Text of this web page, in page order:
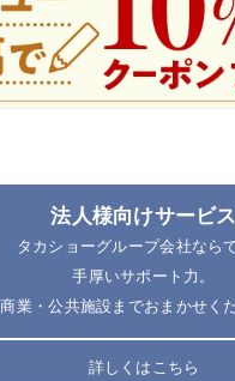
法人様向けサービス
タカショーグループ会社なら
手厚いサポート力。
商業・公共施設までおまかせく
詳しくはこちら